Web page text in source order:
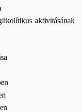
aktivitásának